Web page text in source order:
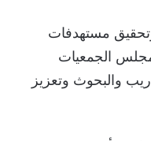
مستهدفات
مع مجلس الجمعيات
والبحوث وتعزيز